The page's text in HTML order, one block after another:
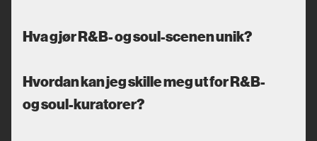
Hva gjør R&B- og soul-scenen unik?
Hvordan kan jeg skille meg ut for R&B-
og soul-kuratorer?